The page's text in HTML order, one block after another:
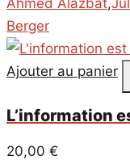
Berger
Ajouter au panier
L’information
20,00 €